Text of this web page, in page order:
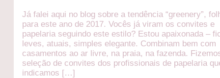
Já falei aqui no blog sobre a tendência “greenery”,
para este ano de 2017. Vocês já viram os convites e
papelaria seguindo este estilo? Estou apaixonada –
leves, atuais, simples elegante. Combinam bem com
casamentos ao ar livre, na praia, na fazenda.
seleção de convites dos profissionais de papelaria
indicamos […]